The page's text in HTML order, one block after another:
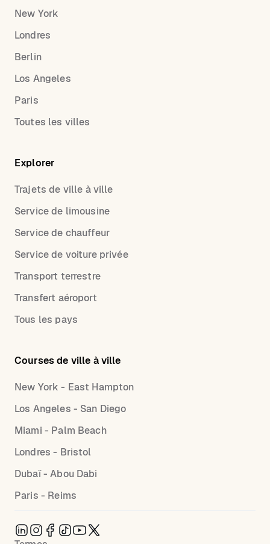
New York
Londres
Berlin
Los Angeles
Paris
Toutes les villes
Explorer
Trajets de ville à ville
Service de limousine
Service de chauffeur
Service de voiture privée
Transport terrestre
Transfert aéroport
Tous les pays
Courses de ville à ville
New York - East Hampton
Los Angeles - San Diego
Miami - Palm Beach
Londres - Bristol
Dubaï - Abou Dabi
Paris - Reims